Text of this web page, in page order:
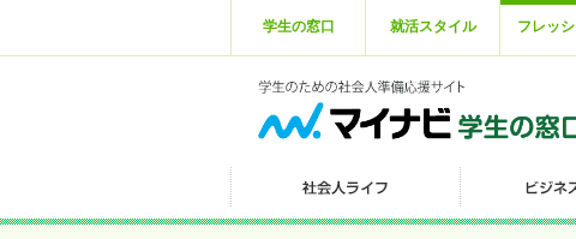
学生の窓口 就活スタイル フレッ